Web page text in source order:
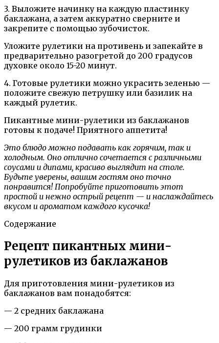
3. Выложите начинку на каждую пластинку
баклажана, а затем аккуратно сверните и
закрепите с помощью зубочисток.
Уложите рулетики на противень и запекайте в
предварительно разогретой до 200 градусов
духовке около 15-20 минут.
4. Готовые рулетики можно украсить зеленью —
положите свежую петрушку или базилик на
каждый рулетик.
Пикантные мини-рулетики из баклажанов
готовы к подаче! Приятного аппетита!
Это блюдо можно подавать как горячим, так и
холодным. Оно отлично сочетается с различными
соусами и дипами, красиво выглядит на столе.
Будьте уверены, вашим гостям оно точно
понравится! Попробуйте приготовить этот
простой и нежно острый рецепт — и наслаждайтесь
вкусом и ароматом каждого кусочка!
Содержание
Рецепт пикантных мини-
рулетиков из баклажанов
Для приготовления мини-рулетиков из
баклажанов вам понадобятся:
— 2 средних баклажана
— 200 грамм грудинки